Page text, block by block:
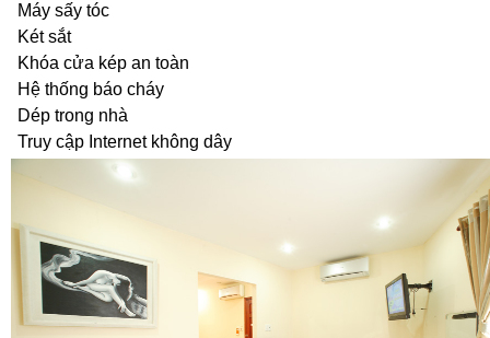
Máy sấy tóc
Két sắt
Khóa cửa kép an toàn
Hệ thống báo cháy
Dép trong nhà
Truy cập Internet không dây